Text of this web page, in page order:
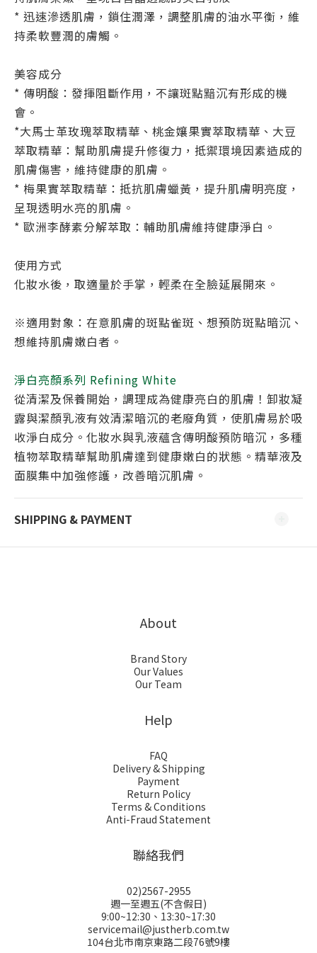
* 迅速滲透肌膚，鎖住潤澤，調整肌膚的油水平衡，維
持柔軟豐潤的膚觸。
美容成分
* 傳明酸：發揮阻斷作用，不讓斑點黯沉有形成的機
會。
*大馬士革玫瑰萃取精華、桃金孃果實萃取精華、大豆
萃取精華：幫助肌膚提升修復力，抵禦環境因素造成的
肌膚傷害，維持健康的肌膚。
* 梅果實萃取精華：抵抗肌膚蠟黃，提升肌膚明亮度，
呈現透明水亮的肌膚。
* 歐洲李酵素分解萃取：輔助肌膚維持健康淨白。
使用方式
化妝水後，取適量於手掌，輕柔在全臉延展開來。
※適用對象：在意肌膚的斑點雀斑、想預防斑點暗沉、
想維持肌膚嫩白者。
淨白亮顏系列 Refining White
從清潔及保養開始，調理成為健康亮白的肌膚！卸妝凝
露與潔顏乳液有效清潔暗沉的老廢角質，使肌膚易於吸
收淨白成分。化妝水與乳液蘊含傳明酸預防暗沉，多種
植物萃取精華幫助肌膚達到健康嫩白的狀態。精華液及
面膜集中加強修護，改善暗沉肌膚。
SHIPPING & PAYMENT
About
Brand Story
Our Values
Our Team
Help
FAQ
Delivery & Shipping
Payment
Return Policy
Terms & Conditions
Anti-Fraud Statement
聯絡我們
02)2567-2955
週一至週五(不含假日)
9:00~12:30、13:30~17:30
servicemail@justherb.com.tw
104台北市南京東路二段76號9樓